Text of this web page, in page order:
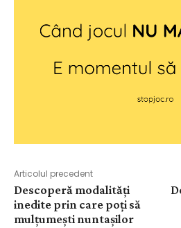
Articolul precedent
Descoperă modalități
inedite prin care poți să
mulțumești nuntașilor